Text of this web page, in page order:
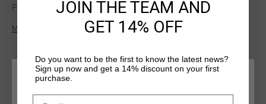
Polyester und bietet eine bequeme und flexible Passform.
Atmungsaktive Einsaetze sorgen fur optimale Beluftung und
reflektierende Elemente fur bessere Sichtbarkeit. Perfekt fur
Komfort und Stil.
Mehr Informationen
WÄHLEN SIE IHREN STANDORT UND IHRE SPRACHE
JOIN THE TEAM AND
GET 14% OFF
Do you want to be the first to know the latest news?
Sign up now and get a 14% discount on your first
purchase.